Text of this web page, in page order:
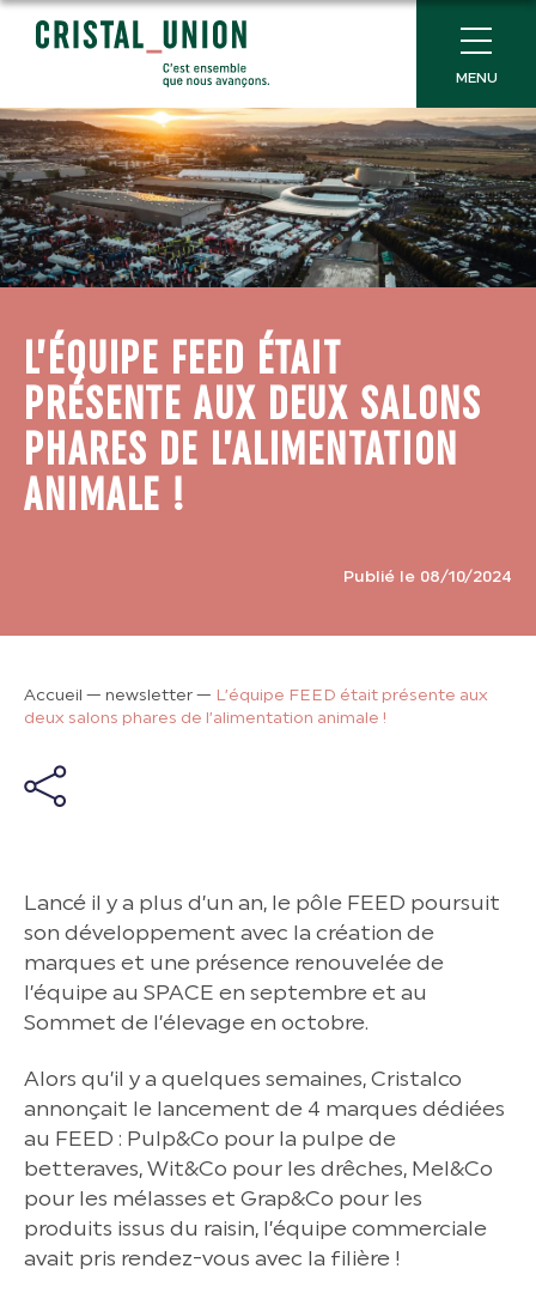
MENU
L’ÉQUIPE FEED ÉTAIT
PRÉSENTE AUX DEUX SALONS
PHARES DE L’ALIMENTATION
ANIMALE !
Publié le 08/10/2024
Accueil — newsletter— L’équipe FEED était présente aux
deux salons phares de l’alimentation animale !
Lancé il y a plus d’un an, le pôle FEED poursuit
son développement avec la création de
marques et une présence renouvelée de
l’équipe au SPACE en septembre et au
Sommet de l’élevage en octobre.
Alors qu’il y a quelques semaines, Cristalco
annonçait le lancement de 4 marques dédiées
au FEED : Pulp&Co pour la pulpe de
betteraves, Wit&Co pour les drêches, Mel&Co
pour les mélasses et Grap&Co pour les
produits issus du raisin, l’équipe commerciale
avait pris rendez-vous avec la filière !